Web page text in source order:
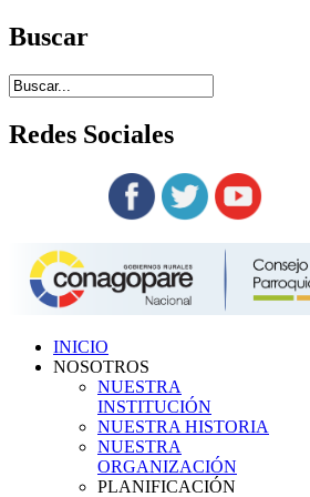
Buscar
Redes Sociales
INICIO
NOSOTROS
NUESTRA
INSTITUCIÓN
NUESTRA HISTORIA
NUESTRA
ORGANIZACIÓN
PLANIFICACIÓN